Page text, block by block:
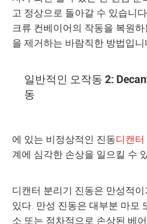
고 정상으로 돌아갈 수 있습니
크류 컨베이어의 작동을 복원
을 제거하는 바람직한 방법입니
일반적인 오작동 2:
동
에 있는 비정상적인 진동디캔터
계에 심각한 손상을 일으킬 수
디캔터 분리기 진동은 만성적
있다. 만성 진동은 대부분 마모
소 또는 점차적으로 손상된 베